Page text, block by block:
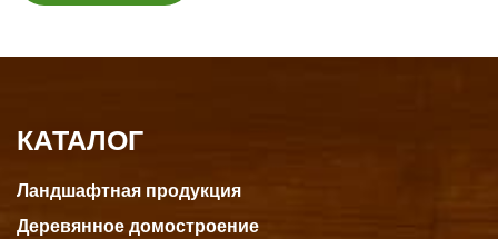
КАТАЛОГ
Ландшафтная продукция
Деревянное домостроение